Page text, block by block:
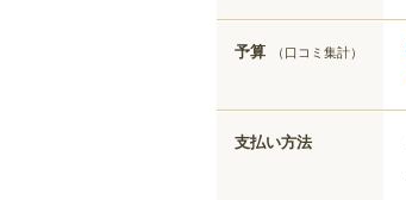
予算 （口コミ集計）
支払い方法